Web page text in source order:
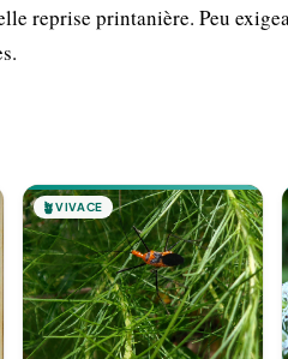
reprise printanière. Peu
🪴VIVACE